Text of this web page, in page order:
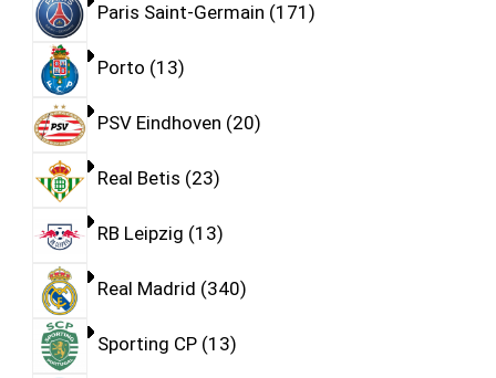
Paris Saint-Germain 171
Porto 13
PSV Eindhoven 20
Real Betis 23
RB Leipzig 13
Real Madrid 340
Sporting CP 13